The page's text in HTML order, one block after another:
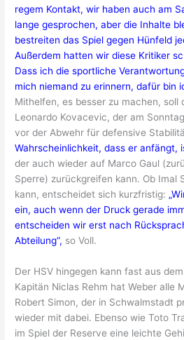
regem Kontakt, wir haben auch am
lange gesprochen, aber die Inhalte
bestreiten das Spiel gegen Hünfeld
Außerdem hatten wir diese Kritiker
Dass ich die sportliche
mich niemand zu erinnern, dafür bin
Mithelfen, es besser zu machen, soll
Leonardo Kovacevic, der am
vor der Abwehr für defensive
Wahrscheinlichkeit, dass er anfängt,
der auch wieder auf Marco Gaul
Sperre) zurückgreifen kann. Ob Imal
kann, entscheidet sich kurzfristig:
ein, auch wenn der Druck gerade
entscheiden wir erst nach
Abteilung“, so Voll.
Der HSV hingegen kann fast aus
Kapitän Niclas Rehm hat Weber alle
Robert Simon, der in Schwalmstadt
wieder mit dabei. Ebenso wie Toto
im Spiel der Reserve eine leichte